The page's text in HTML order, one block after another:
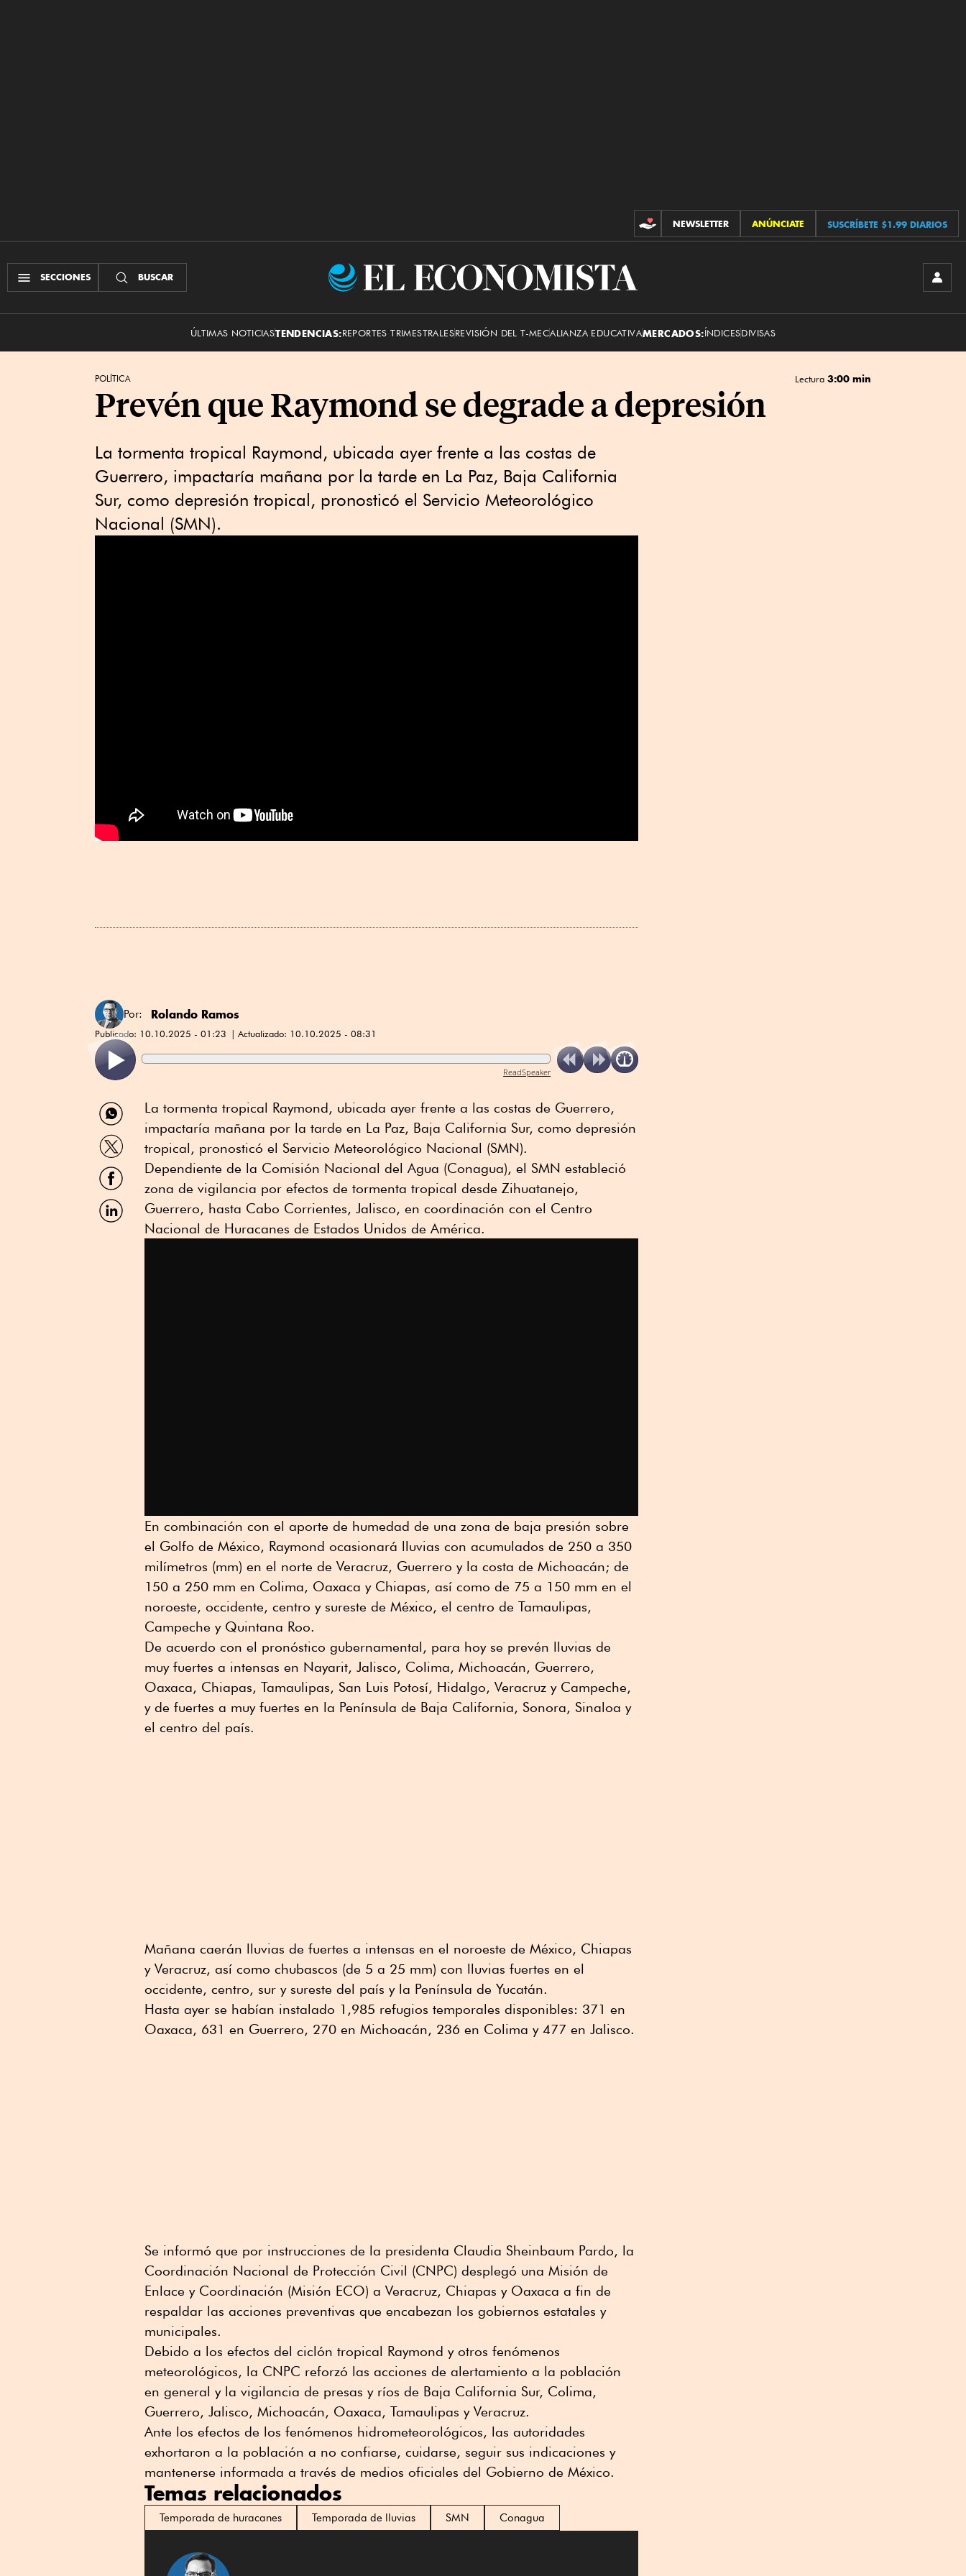
CONTRIBUCIONES
NEWSLETTER ANÚNCIATE SUSCRÍBETE $1.99 DIARIOS
SECCIONES BUSCAR
El
ÚLTIMAS NOTICIASTENDENCIAS:REPORTES TRIMESTRALESREVISIÓN DEL T-MECALIANZA EDUCATIVAMERCADOS:ÍNDICESDIVISAS
POLÍTICA Lectura 3:00 min
Prevén que Raymond se degrade a depresión
La tormenta tropical Raymond, ubicada ayer frente a las costas de
Guerrero, impactaría mañana por la tarde en La Paz, Baja California
Sur, como depresión tropical, pronosticó el Servicio Meteorológico
Nacional (SMN).
Por: Rolando Ramos
Publicado: 10.10.2025 - 01:23 Actualizado: 10.10.2025 - 08:31
ReadSpeaker
Compartir
por
WhatsApp
Compartir
por
Twitter
Compartir
por
Facebook
Compartir
por
La tormenta tropical Raymond, ubicada ayer frente a las costas de Guerrero,
impactaría mañana por la tarde en La Paz, Baja California Sur, como depresión
tropical, pronosticó el Servicio Meteorológico Nacional (SMN).
Dependiente de la Comisión Nacional del Agua (Conagua), el SMN estableció
zona de vigilancia por efectos de tormenta tropical desde Zihuatanejo,
Guerrero, hasta Cabo Corrientes, Jalisco, en coordinación con el Centro
Nacional de Huracanes de Estados Unidos de América.
En combinación con el aporte de humedad de una zona de baja presión sobre
el Golfo de México, Raymond ocasionará lluvias con acumulados de 250 a 350
milímetros (mm) en el norte de Veracruz, Guerrero y la costa de Michoacán; de
150 a 250 mm en Colima, Oaxaca y Chiapas, así como de 75 a 150 mm en el
noroeste, occidente, centro y sureste de México, el centro de Tamaulipas,
Campeche y Quintana Roo.
De acuerdo con el pronóstico gubernamental, para hoy se prevén lluvias de
muy fuertes a intensas en Nayarit, Jalisco, Colima, Michoacán, Guerrero,
Oaxaca, Chiapas, Tamaulipas, San Luis Potosí, Hidalgo, Veracruz y Campeche,
y de fuertes a muy fuertes en la Península de Baja California, Sonora, Sinaloa y
el centro del país.
Mañana caerán lluvias de fuertes a intensas en el noroeste de México, Chiapas
y Veracruz, así como chubascos (de 5 a 25 mm) con lluvias fuertes en el
occidente, centro, sur y sureste del país y la Península de Yucatán.
Hasta ayer se habían instalado 1,985 refugios temporales disponibles: 371 en
Oaxaca, 631 en Guerrero, 270 en Michoacán, 236 en Colima y 477 en Jalisco.
Se informó que por instrucciones de la presidenta Claudia Sheinbaum Pardo, la
Coordinación Nacional de Protección Civil (CNPC) desplegó una Misión de
Enlace y Coordinación (Misión ECO) a Veracruz, Chiapas y Oaxaca a fin de
respaldar las acciones preventivas que encabezan los gobiernos estatales y
municipales.
Debido a los efectos del ciclón tropical Raymond y otros fenómenos
meteorológicos, la CNPC reforzó las acciones de alertamiento a la población
en general y la vigilancia de presas y ríos de Baja California Sur, Colima,
Guerrero, Jalisco, Michoacán, Oaxaca, Tamaulipas y Veracruz.
Ante los efectos de los fenómenos hidrometeorológicos, las autoridades
exhortaron a la población a no confiarse, cuidarse, seguir sus indicaciones y
mantenerse informada a través de medios oficiales del Gobierno de México.
Temas relacionados
Temporada de huracanes Temporada de lluvias SMN Conagua